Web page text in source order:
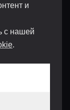
и
с нашей
.